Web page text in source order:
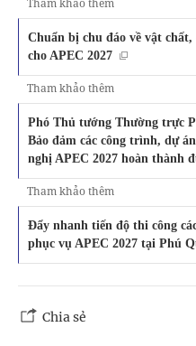
Chuẩn bị chu đáo về vật chất,
cho APEC 2027
Tham khảo thêm
Phó Thủ tướng Thường trực
Bảo đảm các công trình, dự
nghị APEC 2027 hoàn thành
Tham khảo thêm
Đẩy nhanh tiến độ thi công
phục vụ APEC 2027 tại Phú
Chia sẻ